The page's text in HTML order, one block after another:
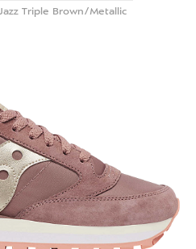
Triple Brown/Metallic